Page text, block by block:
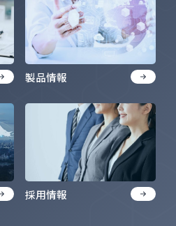
製品情報
採用情報